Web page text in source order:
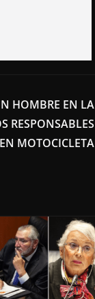
HOMBRE EN LA
RESPONSABLES
MOTOCICLETA